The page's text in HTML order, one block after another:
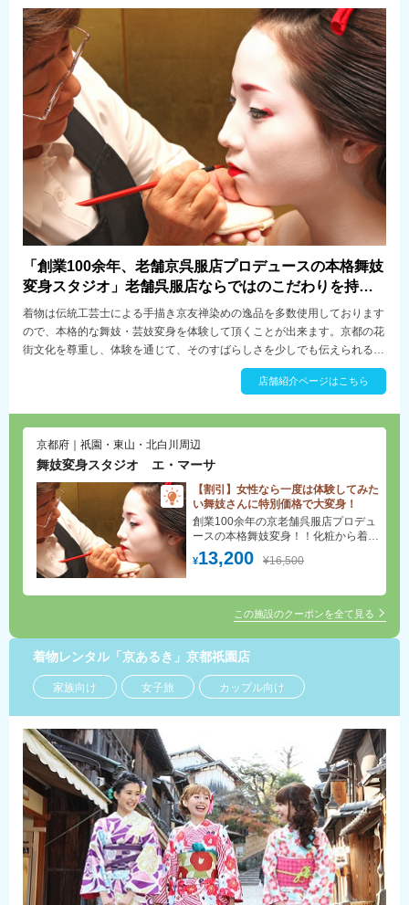
「創業100余年、老舗京呉服店プロデュースの本格舞妓
変身スタジオ」老舗呉服店ならではのこだわりを持っ
て。
着物は伝統工芸士による手描き京友禅染めの逸品を多数使用しております
ので、本格的な舞妓・芸妓変身を体験して頂くことが出来ます。京都の花
街文化を尊重し、体験を通じて、そのすばらしさを少しでも伝えられるよ
店舗紹介ページはこちら
京都府｜祇園・東山・北白川周辺
舞妓変身スタジオ エ・マーサ
【割引】女性なら一度は体験してみた
い舞妓さんに特別価格で大変身！
¥13,200 ¥16,500
創業100余年の京老舗呉服店プロデュ
ースの本格舞妓変身！！化粧から着付
けまで驚くほど魅力的に変身できま
す。老舗屋ならではのこだわりを持っ
この施設のクーポンを全て見る
着物レンタル「京あるき」京都祇園店
家族向け 女子旅 カップル向け